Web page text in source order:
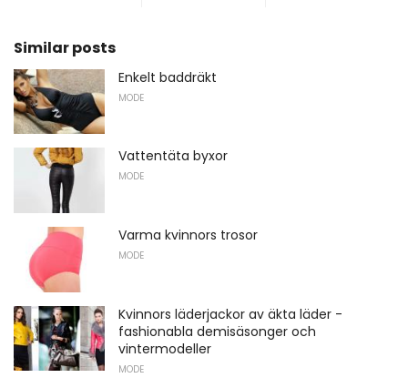
Similar posts
Enkelt baddräkt
MODE
Vattentäta byxor
MODE
Varma kvinnors trosor
MODE
Kvinnors läderjackor av äkta läder -
fashionabla demisäsonger och
vintermodeller
MODE